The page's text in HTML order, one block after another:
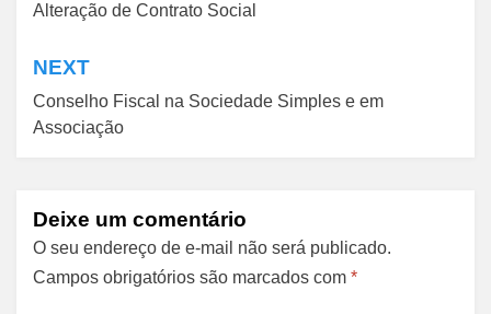
de
Post
Alteração de Contrato Social
NEXT
Conselho Fiscal na Sociedade Simples e em
Associação
Deixe um comentário
O seu endereço de e-mail não será publicado.
Campos obrigatórios são marcados com *